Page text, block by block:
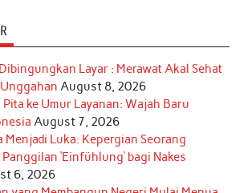
Layar : Merawat Akal Sehat
August 8, 2026
ke Umur Layanan: Wajah Baru
August 7, 2026
Menjadi Luka: Kepergian Seorang
Panggilan ‘Einfühlung’ bagi Nakes
6, 2026